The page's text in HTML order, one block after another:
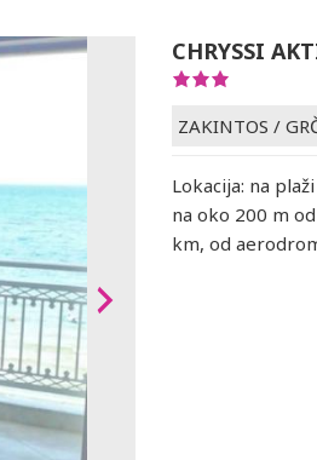
CHRYSSI
ZAKINTOS /
Lokacija: na
na oko 200 m
km, od